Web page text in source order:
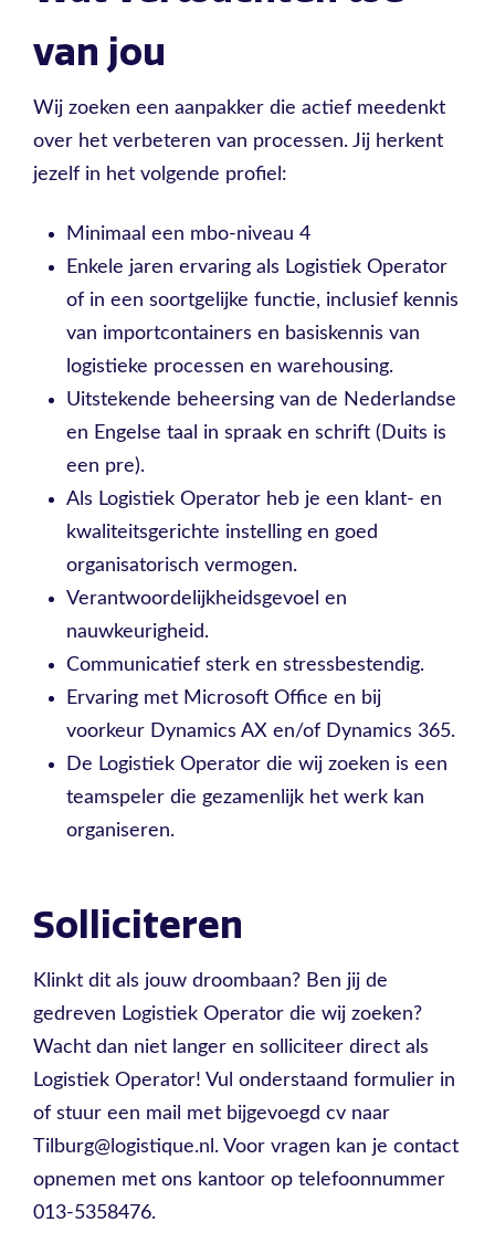
van jou
Wij zoeken een aanpakker die actief meedenkt
over het verbeteren van processen. Jij herkent
jezelf in het volgende profiel:
Minimaal een mbo-niveau 4
Enkele jaren ervaring als Logistiek Operator
of in een soortgelijke functie, inclusief kennis
van importcontainers en basiskennis van
logistieke processen en warehousing.
Uitstekende beheersing van de Nederlandse
en Engelse taal in spraak en schrift (Duits is
een pre).
Als Logistiek Operator heb je een klant- en
kwaliteitsgerichte instelling en goed
organisatorisch vermogen.
Verantwoordelijkheidsgevoel en
nauwkeurigheid.
Communicatief sterk en stressbestendig.
Ervaring met Microsoft Office en bij
voorkeur Dynamics AX en/of Dynamics 365.
De Logistiek Operator die wij zoeken is een
teamspeler die gezamenlijk het werk kan
organiseren.
Solliciteren
Klinkt dit als jouw droombaan? Ben jij de
gedreven Logistiek Operator die wij zoeken?
Wacht dan niet langer en solliciteer direct als
Logistiek Operator! Vul onderstaand formulier in
of stuur een mail met bijgevoegd cv naar
Tilburg@logistique.nl. Voor vragen kan je contact
opnemen met ons kantoor op telefoonnummer
013-5358476.